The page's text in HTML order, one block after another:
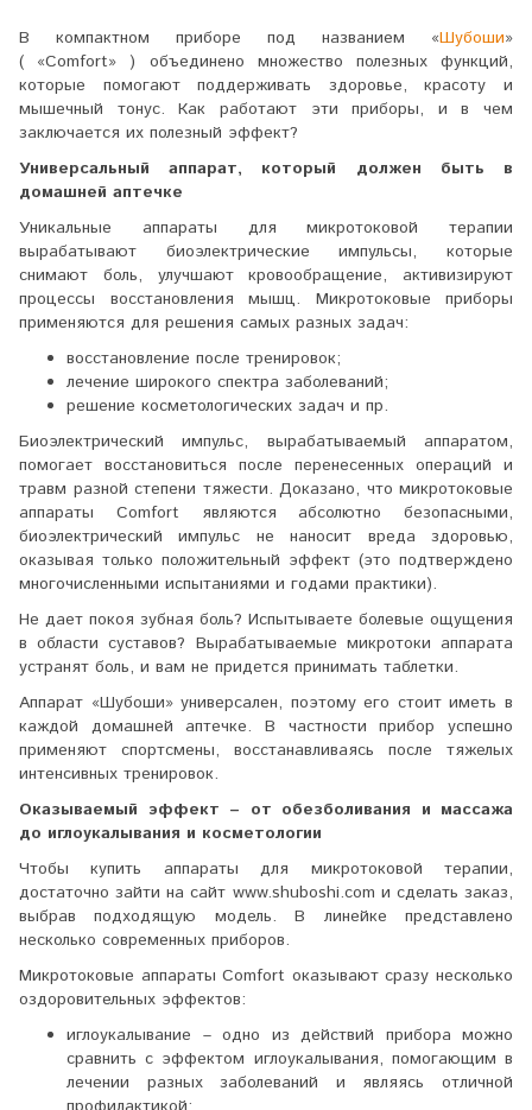
В компактном приборе под названием «Шубоши»
( «Comfort» ) объединено множество полезных функций,
которые помогают поддерживать здоровье, красоту и
мышечный тонус. Как работают эти приборы, и в чем
заключается их полезный эффект?
Универсальный аппарат, который должен быть в
домашней аптечке
Уникальные аппараты для микротоковой терапии
вырабатывают биоэлектрические импульсы, которые
снимают боль, улучшают кровообращение, активизируют
процессы восстановления мышц. Микротоковые приборы
применяются для решения самых разных задач:
восстановление после тренировок;
лечение широкого спектра заболеваний;
решение косметологических задач и пр.
Биоэлектрический импульс, вырабатываемый аппаратом,
помогает восстановиться после перенесенных операций и
травм разной степени тяжести. Доказано, что микротоковые
аппараты Comfort являются абсолютно безопасными,
биоэлектрический импульс не наносит вреда здоровью,
оказывая только положительный эффект (это подтверждено
многочисленными испытаниями и годами практики).
Не дает покоя зубная боль? Испытываете болевые ощущения
в области суставов? Вырабатываемые микротоки аппарата
устранят боль, и вам не придется принимать таблетки.
Аппарат «Шубоши» универсален, поэтому его стоит иметь в
каждой домашней аптечке. В частности прибор успешно
применяют спортсмены, восстанавливаясь после тяжелых
интенсивных тренировок.
Оказываемый эффект – от обезболивания и массажа
до иглоукалывания и косметологии
Чтобы купить аппараты для микротоковой терапии,
достаточно зайти на сайт www.shuboshi.com и сделать заказ,
выбрав подходящую модель. В линейке представлено
несколько современных приборов.
Микротоковые аппараты Comfort оказывают сразу несколько
оздоровительных эффектов:
иглоукалывание – одно из действий прибора можно
сравнить с эффектом иглоукалывания, помогающим в
лечении разных заболеваний и являясь отличной